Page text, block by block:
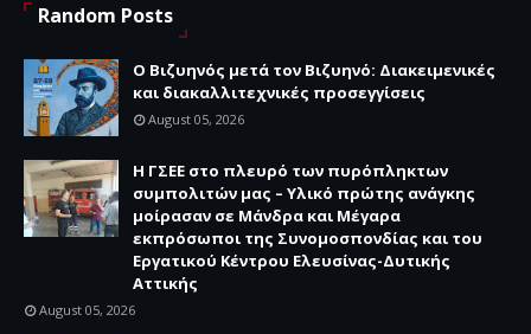
Random Posts
Ο Βιζυηνός μετά τον Βιζυηνό: Διακειμενικές
και διακαλλιτεχνικές προσεγγίσεις
August 05, 2026
H ΓΣΕΕ στο πλευρό των πυρόπληκτων
συμπολιτών μας – Υλικό πρώτης ανάγκης
μοίρασαν σε Μάνδρα και Μέγαρα
εκπρόσωποι της Συνομοσπονδίας και του
Εργατικού Κέντρου Ελευσίνας-Δυτικής
Αττικής
August 05, 2026